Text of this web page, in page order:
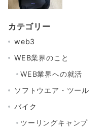
カテゴリー
web3
WEB業界のこと
WEB業界への就活
ソフトウエア・ツール
バイク
ツーリングキャンプ